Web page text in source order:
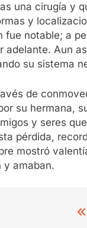
una cirugía y
y
fue notable; a
adelante. Aun
su sistema
de
su hermana,
y seres
pérdida,
mostró
y amaban.